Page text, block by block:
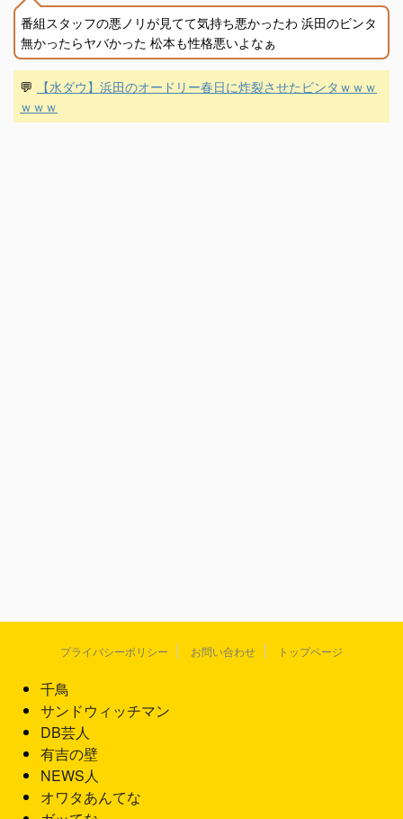
番組スタッフの悪ノリが見てて気持ち悪かったわ 浜田のビンタ
無かったらヤバかった 松本も性格悪いよなぁ
💬
【水ダウ】浜田のオードリー春日に炸裂させたビンタｗｗｗ
ｗｗｗ
プライバシーポリシー お問い合わせ トップページ
千鳥
サンドウィッチマン
DB芸人
有吉の壁
NEWS人
オワタあんてな